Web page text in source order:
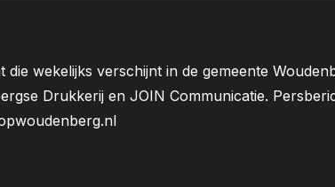
wekelijks verschijnt in de gemeente
Drukkerij en JOIN Communicatie.